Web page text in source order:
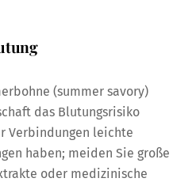
(summer savory)
das Blutungsrisiko
Verbindungen leichte
haben; meiden Sie große
oder medizinische